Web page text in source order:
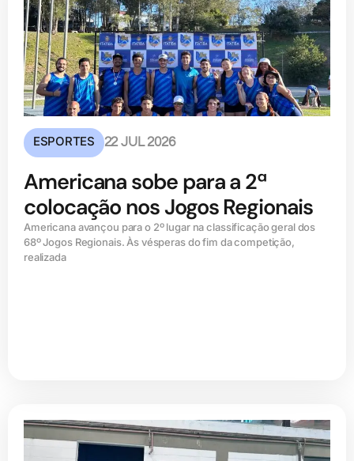
ESPORTES 22 JUL 2026
Americana sobe para a 2ª
colocação nos Jogos Regionais
Americana avançou para o 2º lugar na classificação geral dos
68º Jogos Regionais. Às vésperas do fim da competição,
realizada